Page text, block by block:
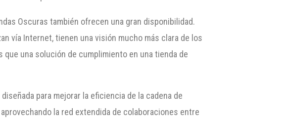
Oscuras también ofrecen una gran disponibilidad.
vía Internet, tienen una visión mucho más clara de los
una solución de cumplimiento en una tienda de
para mejorar la eficiencia de la cadena de
la red extendida de colaboraciones entre